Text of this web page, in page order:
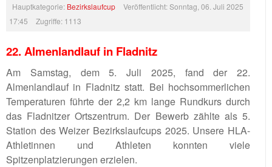
Hauptkategorie: Bezirkslaufcup
Veröffentlicht: Sonntag, 06. Juli 2025
17:45
Zugriffe: 1113
22. Almenlandlauf in Fladnitz
Am Samstag, dem 5. Juli 2025, fand der 22.
Almenlandlauf in Fladnitz statt. Bei hochsommerlichen
Temperaturen führte der 2,2 km lange Rundkurs durch
das Fladnitzer Ortszentrum. Der Bewerb zählte als 5.
Station des Weizer Bezirkslaufcups 2025. Unsere HLA-
Athletinnen und Athleten konnten viele
Spitzenplatzierungen erzielen.
Bilder
Termine